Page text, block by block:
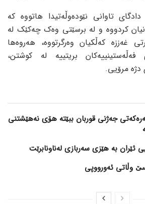
دادگای تاوانی نێودەوڵەتیدا هاتووە کە
کردووە و لە برسێتی وەک چەکێک لە
غەززە کەڵکیان وەرگرتووە، هەروەها
فەڵەستینییەکان بریتییە لە کوشتن،
دژە مرۆیی.
جەژنی قوربان ببێتە هۆی نەهێشتنی
ئێران بە هێزی سەربازی لەناونابرێت
وڵاتی ئەورووپی